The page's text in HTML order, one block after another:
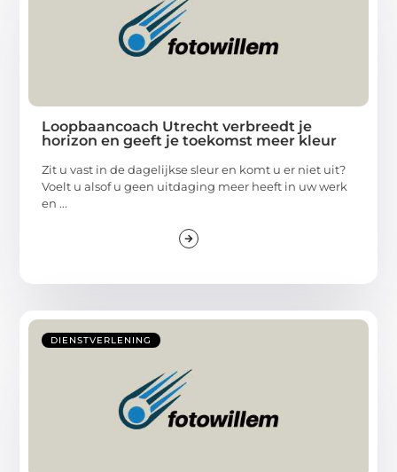
Loopbaancoach Utrecht verbreedt je
horizon en geeft je toekomst meer kleur
Zit u vast in de dagelijkse sleur en komt u er niet uit?
Voelt u alsof u geen uitdaging meer heeft in uw werk
en ...
DIENSTVERLENING